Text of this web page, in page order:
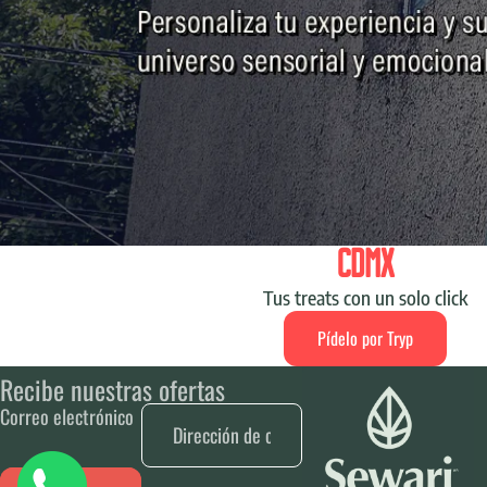
CDMX
Tus treats con un solo click
Pídelo por Tryp
Recibe nuestras ofertas
Correo electrónico